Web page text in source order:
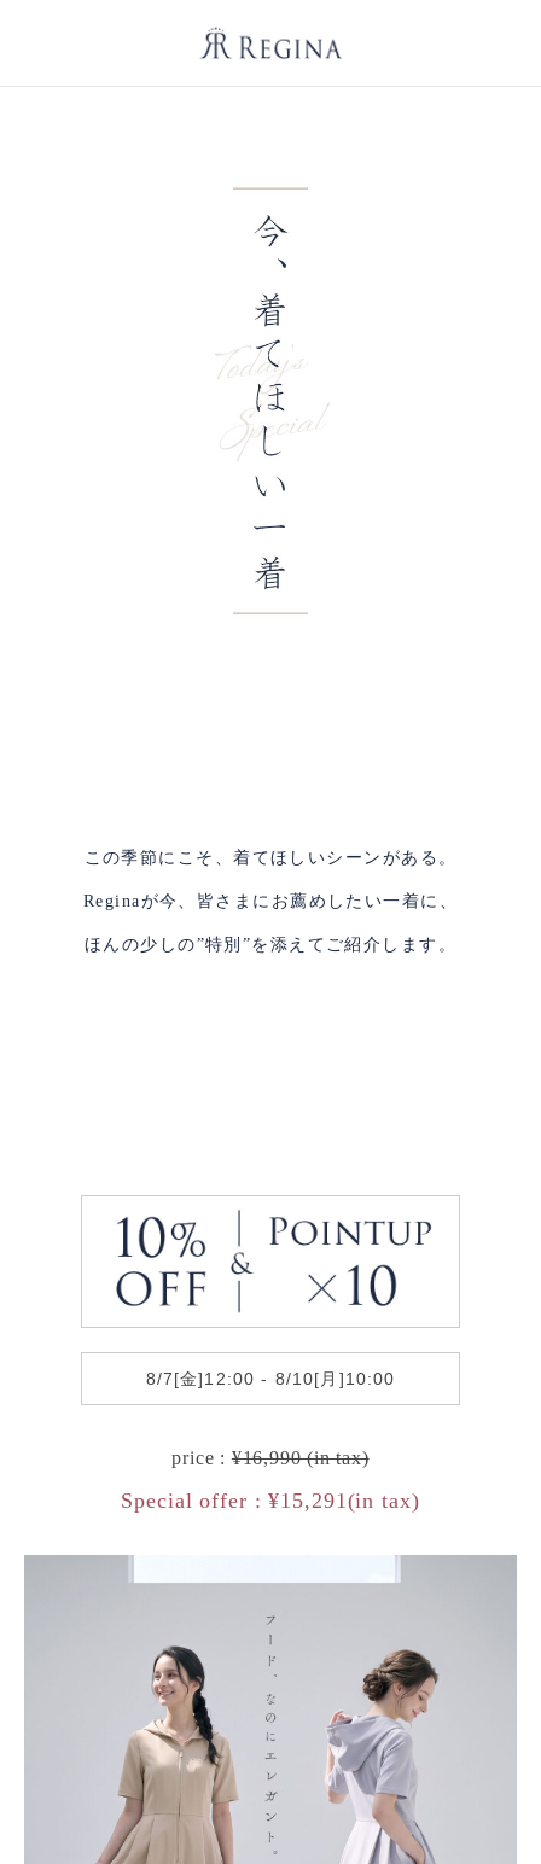
この季節にこそ、着てほしいシーンがある。
Reginaが今、皆さまにお薦めしたい一着に、
ほんの少しの”特別”を添えてご紹介します。
8/7[金]12:00 - 8/10[月]10:00
price :¥16,990 (in tax)
Special offer : ¥15,291(in tax)